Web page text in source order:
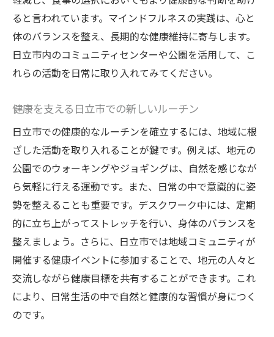
ると言われています。マインドフルネスの実践は、心と
体のバランスを整え、長期的な健康維持に寄与します。
日立市内のコミュニティセンターや公園を活用して、こ
れらの活動を日常に取り入れてみてください。
健康を支える日立市での新しいルーチン
日立市での健康的なルーチンを確立するには、地域に根
ざした活動を取り入れることが鍵です。例えば、地元の
公園でのウォーキングやジョギングは、自然を感じなが
ら気軽に行える運動です。また、日常の中で意識的に姿
勢を整えることも重要です。デスクワーク中には、定期
的に立ち上がってストレッチを行い、身体のバランスを
整えましょう。さらに、日立市では地域コミュニティが
開催する健康イベントに参加することで、地元の人々と
交流しながら健康目標を共有することができます。これ
により、日常生活の中で自然と健康的な習慣が身につく
のです。